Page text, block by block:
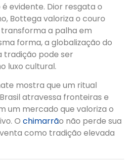
evidente. Dior resgata o
Bottega valoriza o couro
a palha em
forma, a globalização do
tradição pode ser
luxo cultural.
mostra que um ritual
atravessa fronteiras e
um mercado que valoriza o
O chimarrão não perde sua
como tradição elevada